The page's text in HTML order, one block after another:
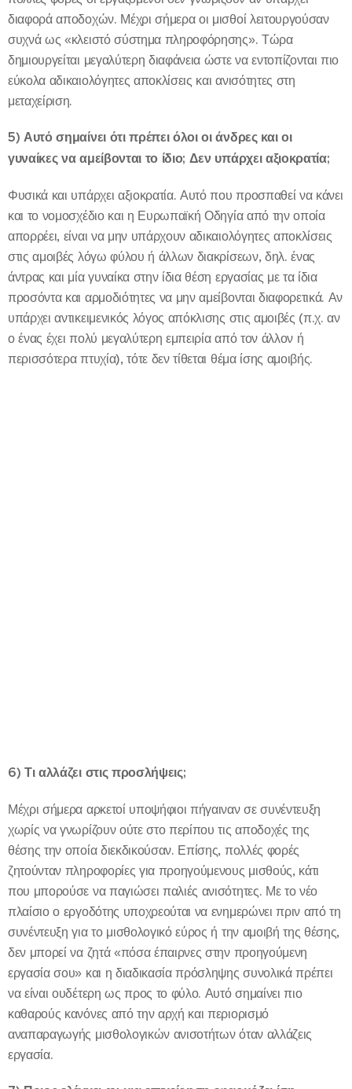
διαφορά αποδοχών. Μέχρι σήμερα οι μισθοί λειτουργούσαν
συχνά ως «κλειστό σύστημα πληροφόρησης». Τώρα
δημιουργείται μεγαλύτερη διαφάνεια ώστε να εντοπίζονται πιο
εύκολα αδικαιολόγητες αποκλίσεις και ανισότητες στη
μεταχείριση.
5) Αυτό σημαίνει ότι πρέπει όλοι οι άνδρες και οι
γυναίκες να αμείβονται το ίδιο; Δεν υπάρχει αξιοκρατία;
Φυσικά και υπάρχει αξιοκρατία. Αυτό που προσπαθεί να κάνει
και το νομοσχέδιο και η Ευρωπαϊκή Οδηγία από την οποία
απορρέει, είναι να μην υπάρχουν αδικαιολόγητες αποκλίσεις
στις αμοιβές λόγω φύλου ή άλλων διακρίσεων, δηλ. ένας
άντρας και μία γυναίκα στην ίδια θέση εργασίας με τα ίδια
προσόντα και αρμοδιότητες να μην αμείβονται διαφορετικά. Αν
υπάρχει αντικειμενικός λόγος απόκλισης στις αμοιβές (π.χ. αν
ο ένας έχει πολύ μεγαλύτερη εμπειρία από τον άλλον ή
περισσότερα πτυχία), τότε δεν τίθεται θέμα ίσης αμοιβής.
6)Τι αλλάζει στις προσλήψεις;
Μέχρι σήμερα αρκετοί υποψήφιοι πήγαιναν σε συνέντευξη
χωρίς να γνωρίζουν ούτε στο περίπου τις αποδοχές της
θέσης την οποία διεκδικούσαν. Επίσης, πολλές φορές
ζητούνταν πληροφορίες για προηγούμενους μισθούς, κάτι
που μπορούσε να παγιώσει παλιές ανισότητες. Με το νέο
πλαίσιο ο εργοδότης υποχρεούται να ενημερώνει πριν από τη
συνέντευξη για το μισθολογικό εύρος ή την αμοιβή της θέσης,
δεν μπορεί να ζητά «πόσα έπαιρνες στην προηγούμενη
εργασία σου» και η διαδικασία πρόσληψης συνολικά πρέπει
να είναι ουδέτερη ως προς το φύλο. Αυτό σημαίνει πιο
καθαρούς κανόνες από την αρχή και περιορισμό
αναπαραγωγής μισθολογικών ανισοτήτων όταν αλλάζεις
εργασία.